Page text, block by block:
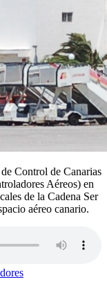
Control de Canarias
Aéreos) en
de la Cadena Ser
aéreo canario.